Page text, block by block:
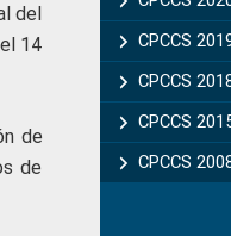
del
14
de
de
CPCCS
CPCCS
CPCCS
CPCCS